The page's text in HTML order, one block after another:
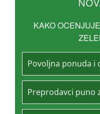
KAKO
Povoljna ponuda i
Preprodavci puno